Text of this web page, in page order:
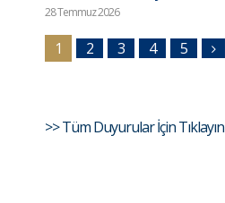
28 Temmuz 2026
1 2 3 4 5
>> Tüm Duyurular İçin Tıklayın